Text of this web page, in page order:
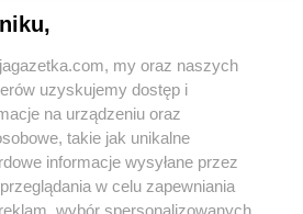
– analiza rynku
my oraz naszych
uzyskujemy dostęp i
na urządzeniu oraz
takie jak unikalne
informacje wysyłane przez
w celu zapewniania
wybór spersonalizowanych